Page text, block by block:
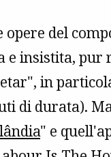
opere del
e insistita,
in
di durata).
" e